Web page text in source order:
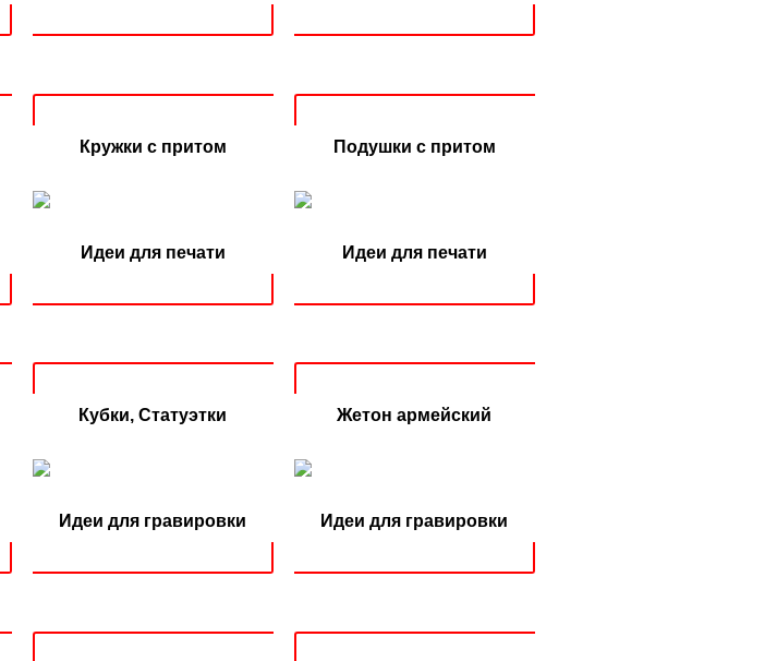
Кружки с притом
Идеи для печати
Подушки с притом
Идеи для печати
Кубки, Статуэтки
Идеи для гравировки
Жетон армейский
Идеи для гравировки